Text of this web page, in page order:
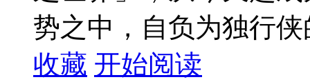
势之中，自负为独行
收藏 开始阅读